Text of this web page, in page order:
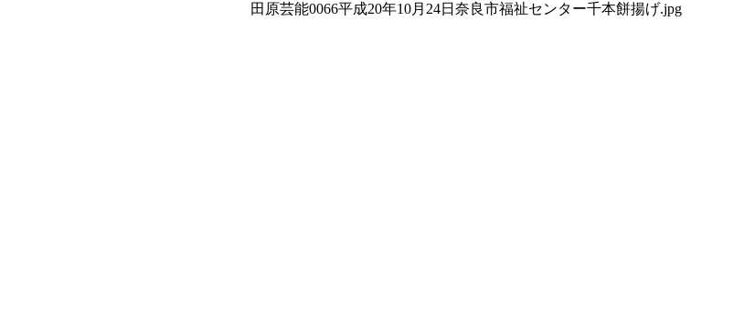
田原芸能0066平成20年10月24日奈良市福祉センター千本餅揚げ.jpg